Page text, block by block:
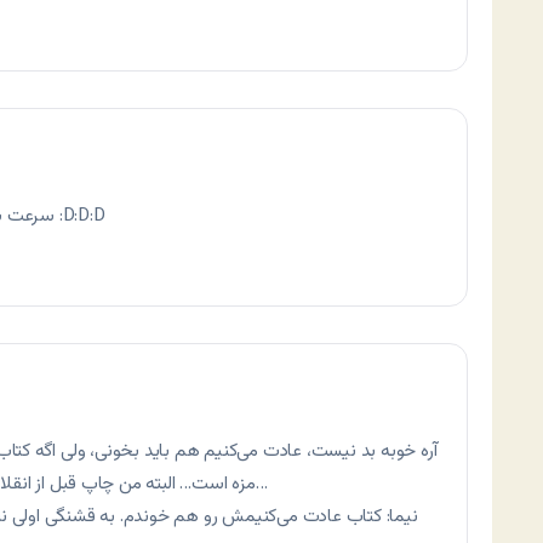
سرعت شما در رسيدن به اتفاقات جديد قابل تحسينه :D:D:D
آره خوبه بد نیست، عادت می‌کنیم هم باید بخونی، ولی اگه
مزه است… البته من چاپ قبل از انقلاب را خوندم ولی دوباره تجدید چاپ شده است…
نيما: کتاب عادت می‌کنيمش رو هم خوندم. به قشنگی اولی